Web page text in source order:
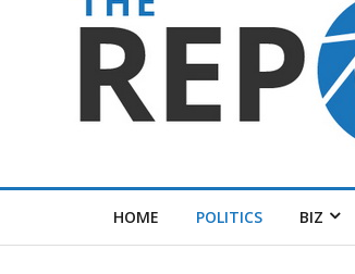
HOME POLITICS BIZ